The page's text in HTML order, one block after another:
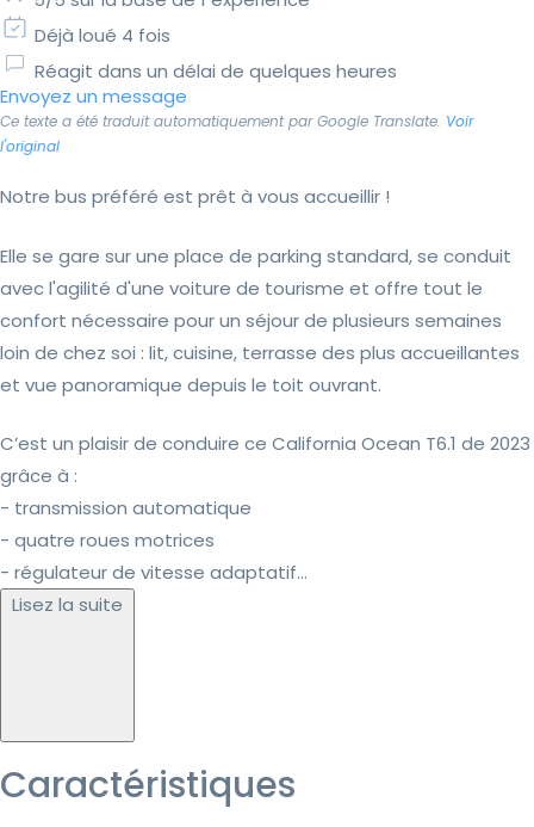
Déjà loué 4 fois
Réagit dans un délai de quelques heures
Envoyez un message
Ce texte a été traduit automatiquement par Google Translate. Voir
l'original
Notre bus préféré est prêt à vous accueillir !
Elle se gare sur une place de parking standard, se conduit
avec l'agilité d'une voiture de tourisme et offre tout le
confort nécessaire pour un séjour de plusieurs semaines
loin de chez soi : lit, cuisine, terrasse des plus accueillantes
et vue panoramique depuis le toit ouvrant.
C’est un plaisir de conduire ce California Ocean T6.1 de 2023
grâce à :
- transmission automatique
- quatre roues motrices
- régulateur de vitesse adaptatif...
Lisez la suite
Caractéristiques